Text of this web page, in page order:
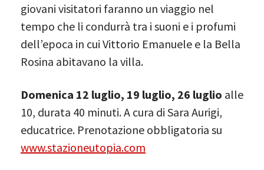
giovani visitatori faranno un viaggio nel
tempo che li condurrà tra i suoni e i profumi
dell’epoca in cui Vittorio Emanuele e la Bella
Rosina abitavano la villa.
Domenica 12 luglio, 19 luglio, 26 luglio alle
10, durata 40 minuti. A cura di Sara Aurigi,
educatrice. Prenotazione obbligatoria su
www.stazioneutopia.com